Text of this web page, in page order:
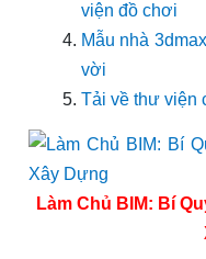
viện đồ chơi
Mẫu nhà
vời
Tải về thư viện
Làm Chủ BIM: Bí